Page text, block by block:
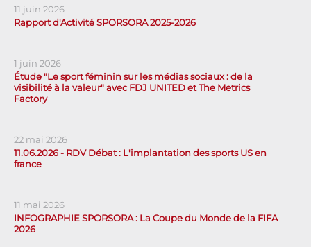
11 juin 2026
Rapport d'Activité SPORSORA 2025-2026
1 juin 2026
Étude "Le sport féminin sur les médias sociaux : de la
visibilité à la valeur" avec FDJ UNITED et The Metrics
Factory
22 mai 2026
11.06.2026 - RDV Débat : L'implantation des sports US en
france
11 mai 2026
INFOGRAPHIE SPORSORA : La Coupe du Monde de la FIFA
2026